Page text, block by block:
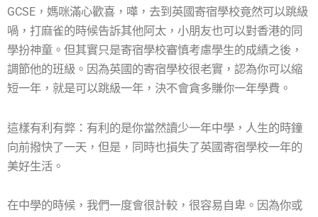
GCSE，媽咪滿心歡喜，嘩，去到英國寄宿學校竟然可以跳級
喎，打麻雀的時候告訴其他阿太，小朋友也可以對香港的同
學扮神童。但其實只是寄宿學校審慎考慮學生的成績之後，
調節他的班級。因為英國的寄宿學校很老實，認為你可以縮
短一年，就是可以跳級一年，決不會貪多賺你一年學費。
這樣有利有弊：有利的是你當然讀少一年中學，人生的時鐘
向前撥快了一天，但是，同時也損失了英國寄宿學校一年的
美好生活。
在中學的時候，我們一度會很計較，很容易自卑。因為你或